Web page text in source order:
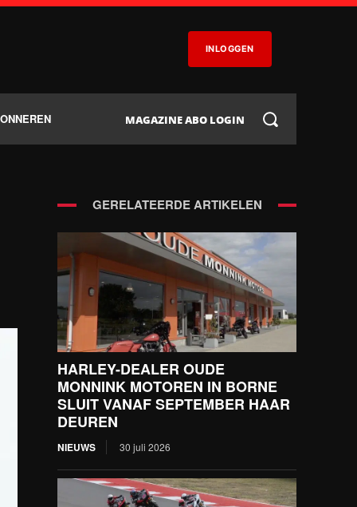
INLOGGEN
MAGAZINE ABO LOGIN
GERELATEERDE ARTIKELEN
HARLEY-DEALER OUDE
MONNINK MOTOREN IN BORNE
SLUIT VANAF SEPTEMBER HAAR
DEUREN
NIEUWS 30 juli 2026